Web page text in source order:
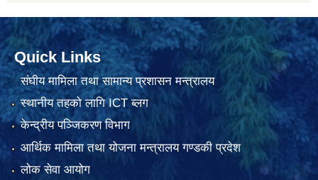
Quick Links
संघीय मामिला तथा सामान्य प्रशासन मन्त्रालय
स्थानीय तहको लागि ICT ब्लग
केन्द्रीय पञ्जिकरण विभाग
आर्थिक मामिला तथा योजना मन्त्रालय गण्डकी प्रदेश
लोक सेवा आयोग